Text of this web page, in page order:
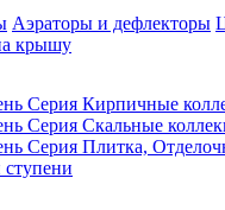
Аэраторы и дефлекторы
крышу
Серия Кирпичные
Серия Скальные
Серия Плитка,
ступени